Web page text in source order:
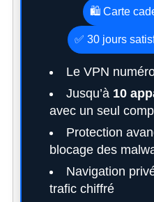
🛍️ Carte
✅ 30 jours
Le VPN
Jusqu’à 10
avec un seul
Protection
blocage des
Navigation
trafic chiffré